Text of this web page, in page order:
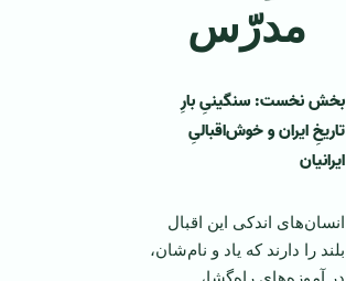
مدرّس
بخش نخست: سنگینیِ بارِ
تاریخِ ایران و خوش‌اقبالیِ
ایرانیان
انسان‌های اندکی این اقبال
بلند را دارند که یاد و نام‌شان،
در آموزه‌‌های‌‌ راه‌گشا،